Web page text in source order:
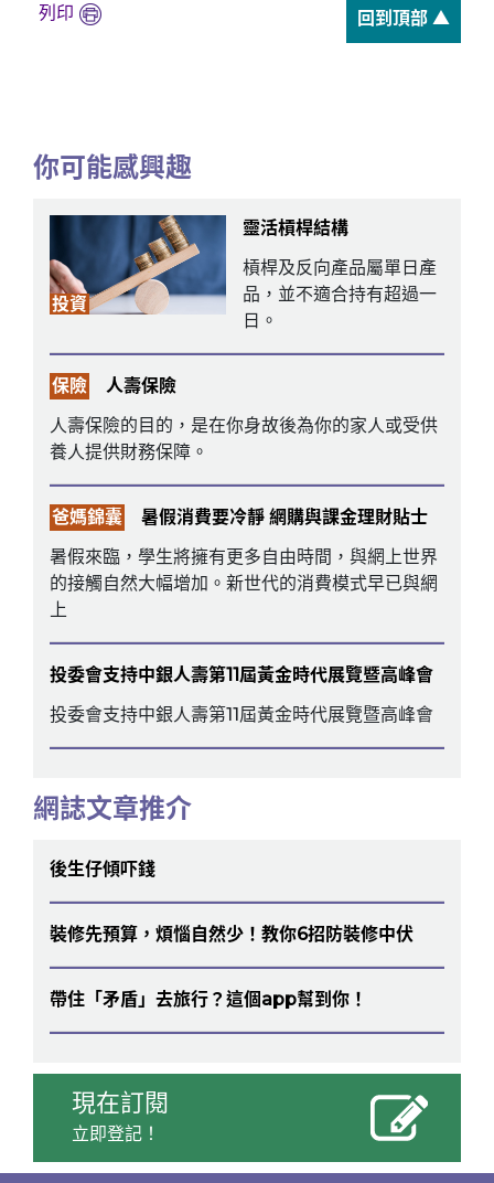
列印 回到頂部 ▲
你可能感興趣
投資
靈活槓桿結構
槓桿及反向產品屬單日產
品，並不適合持有超過一
日。
保險
人壽保險
人壽保險的目的，是在你身故後為你的家人或受供
養人提供財務保障。
爸媽錦囊
暑假消費要冷靜 網購與課金理財貼士
暑假來臨，學生將擁有更多自由時間，與網上世界
的接觸自然大幅增加。新世代的消費模式早已與網
上
投委會支持中銀人壽第11屆黃金時代展覽暨高峰會
投委會支持中銀人壽第11屆黃金時代展覽暨高峰會
網誌文章推介
後生仔傾吓錢
裝修先預算，煩惱自然少！教你6招防裝修中伏
帶住「矛盾」去旅行？這個app幫到你！
現在訂閱
立即登記！